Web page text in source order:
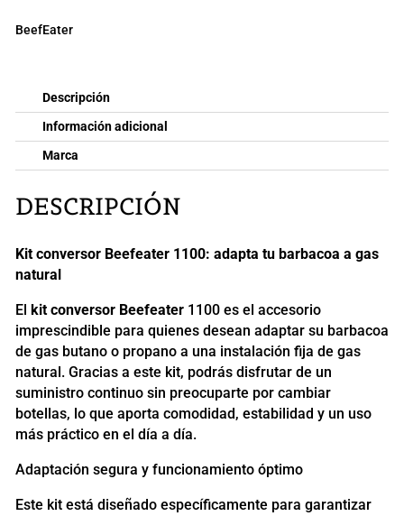
BeefEater
Descripción
Información adicional
Marca
DESCRIPCIÓN
Kit conversor Beefeater 1100: adapta tu barbacoa a gas
natural
El kit conversor Beefeater1100 es el accesorio
imprescindible para quienes desean adaptar su barbacoa
de gas butano o propano a una instalación fija de gas
natural. Gracias a este kit, podrás disfrutar de un
suministro continuo sin preocuparte por cambiar
botellas, lo que aporta comodidad, estabilidad y un uso
más práctico en el día a día.
Adaptación segura y funcionamiento óptimo
Este kit está diseñado específicamente para garantizar